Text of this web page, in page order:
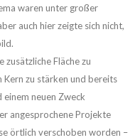
waren unter großer
auch hier zeigte sich nicht,
zusätzliche Fläche zu
zu stärken und bereits
einem neuen Zweck
angesprochene Projekte
örtlich verschoben worden –